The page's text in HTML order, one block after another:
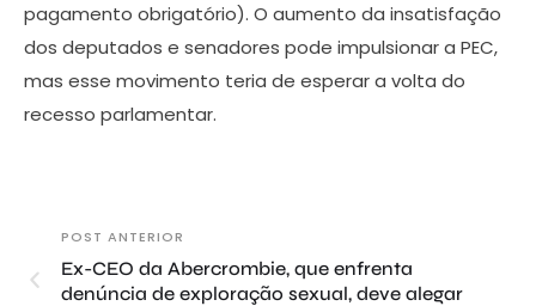
pagamento obrigatório). O aumento da insatisfação
dos deputados e senadores pode impulsionar a PEC,
mas esse movimento teria de esperar a volta do
recesso parlamentar.
POST ANTERIOR
Ex-CEO da Abercrombie, que enfrenta
denúncia de exploração sexual, deve alegar